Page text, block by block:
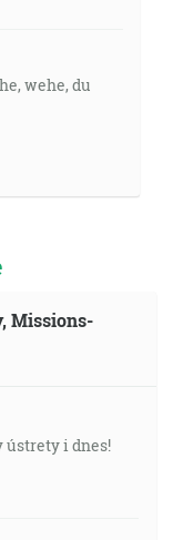
wehe, du
Missions-
ústrety i dnes!